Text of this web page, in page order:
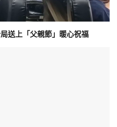
送上「父親節」暖心祝福